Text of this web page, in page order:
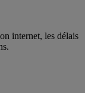
internet, les délais